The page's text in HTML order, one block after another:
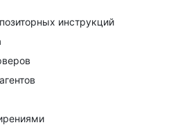
инструкций